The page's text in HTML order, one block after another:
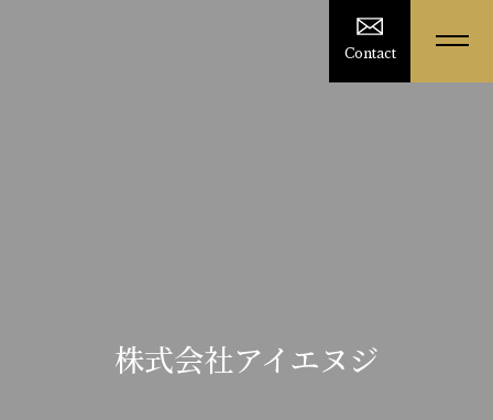
Contact
株式会社アイエヌジ